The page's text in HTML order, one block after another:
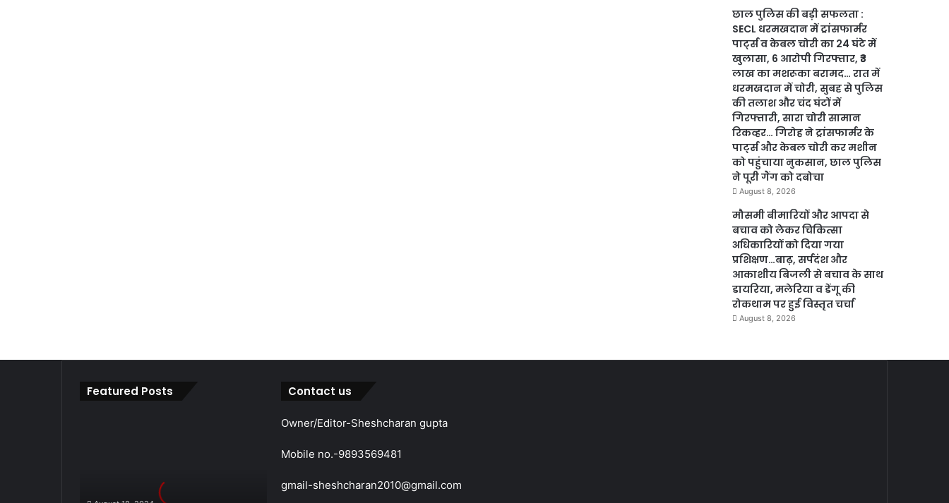
छाल पुलिस की बड़ी सफलता :
SECL धरमखदान में ट्रांसफार्मर
पार्ट्स व केबल चोरी का 24 घंटे में
खुलासा, 6 आरोपी गिरफ्तार, ₹3
लाख का मशरूका बरामद… रात में
धरमखदान में चोरी, सुबह से पुलिस
की तलाश और चंद घंटों में
गिरफ्तारी, सारा चोरी सामान
रिकव्हर… गिरोह ने ट्रांसफार्मर के
पार्ट्स और केबल चोरी कर मशीन
को पहुंचाया नुकसान, छाल पुलिस
ने पूरी गैंग को दबोचा
August 8, 2026
मौसमी बीमारियों और आपदा से
बचाव को लेकर चिकित्सा
अधिकारियों को दिया गया
प्रशिक्षण…बाढ़, सर्पदंश और
आकाशीय बिजली से बचाव के साथ
डायरिया, मलेरिया व डेंगू की
रोकथाम पर हुई विस्तृत चर्चा
August 8, 2026
Featured Posts Contact us
Owner/Editor-Sheshcharan gupta
Mobile no.-9893569481
gmail-sheshcharan2010@gmail.com